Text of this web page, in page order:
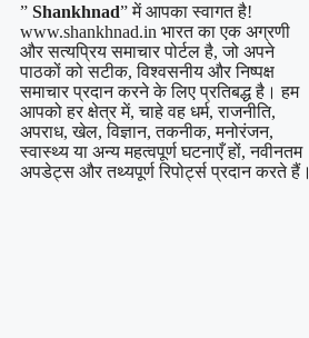
” Shankhnad” में आपका स्वागत है!
www.shankhnad.in भारत का एक अग्रणी
और सत्यप्रिय समाचार पोर्टल है, जो अपने
पाठकों को सटीक, विश्वसनीय और निष्पक्ष
समाचार प्रदान करने के लिए प्रतिबद्ध है। हम
आपको हर क्षेत्र में, चाहे वह धर्म, राजनीति,
अपराध, खेल, विज्ञान, तकनीक, मनोरंजन,
स्वास्थ्य या अन्य महत्वपूर्ण घटनाएँ हों, नवीनतम
अपडेट्स और तथ्यपूर्ण रिपोर्ट्स प्रदान करते हैं।